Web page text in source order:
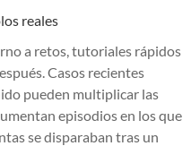
reales
a retos, tutoriales rápidos
Casos recientes
pueden multiplicar las
episodios en los que
se disparaban tras un